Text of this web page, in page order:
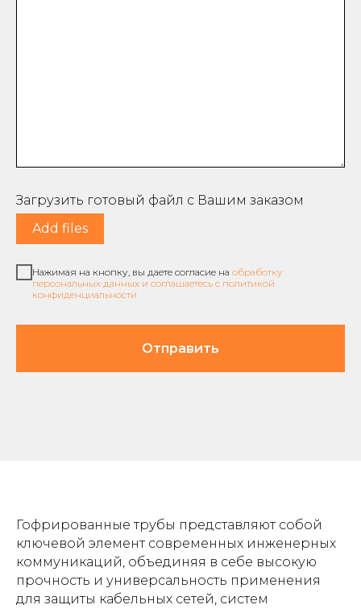
Загрузить готовый файл с Вашим заказом
Add files
Нажимая на кнопку, вы даете согласие на обработку
персональных данных и соглашаетесь c политикой
конфиденциальности
Отправить
Гофрированные трубы представляют собой
ключевой элемент современных инженерных
коммуникаций, объединяя в себе высокую
прочность и универсальность применения
для защиты кабельных сетей, систем